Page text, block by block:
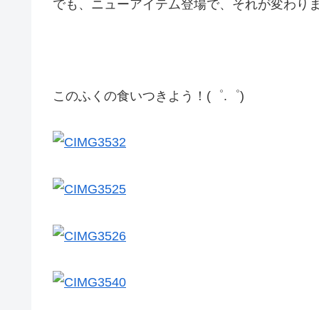
でも、ニューアイテム登場で、それが変わり
このふくの食いつきよう！(゜.゜)